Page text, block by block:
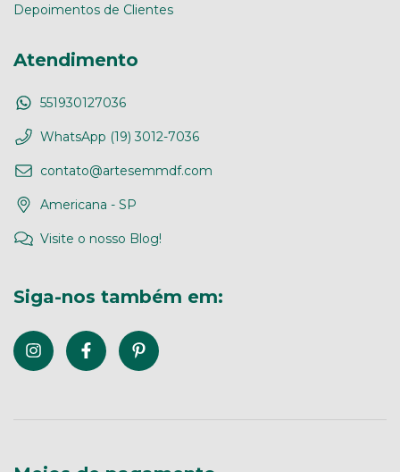
Depoimentos de Clientes
Atendimento
551930127036
WhatsApp (19) 3012-7036
contato@artesemmdf.com
Americana - SP
Visite o nosso Blog!
Siga-nos também em: